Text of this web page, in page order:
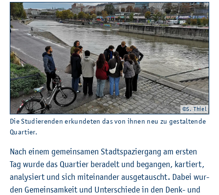
©S. Thiel
Die Stu­die­ren­den er­kun­de­ten das von ihnen neu zu ge­stal­ten­de
Quar­tier.
Nach einem ge­mein­sa­men Stadt­spa­zier­gang am ers­ten
Tag wurde das Quar­tier be­ra­delt und be­gan­gen, kar­tiert,
ana­ly­siert und sich mit­ein­an­der aus­ge­tauscht. Dabei wur­
den Ge­mein­sam­keit und Un­ter­schie­de in den Denk- und